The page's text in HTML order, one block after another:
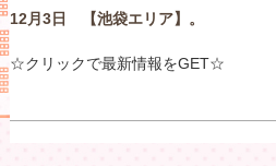
12月3日 【池袋エリア】。
☆クリックで最新情報をGET☆